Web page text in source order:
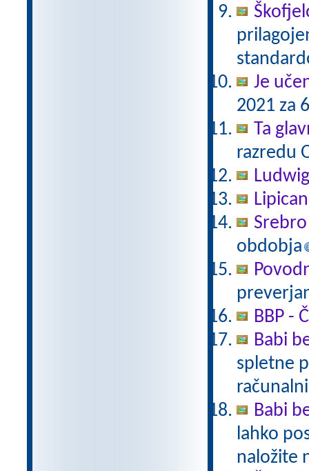
Je
2021 za
Ta
razredu
obdobja
BBP -
Babi
spletne
Babi
lahko
naložite